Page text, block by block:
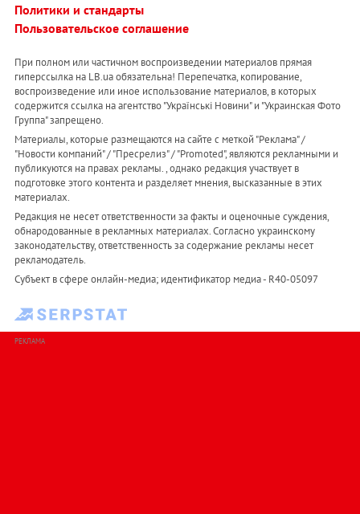
Политики и стандарты
Пользовательское соглашение
При полном или частичном воспроизведении материалов прямая
гиперссылка на LB.ua обязательна! Перепечатка, копирование,
воспроизведение или иное использование материалов, в которых
содержится ссылка на агентство "Українськi Новини" и "Украинская Фото
Группа" запрещено.
Материалы, которые размещаются на сайте с меткой "Реклама" /
"Новости компаний" / "Пресрелиз" / "Promoted", являются рекламными и
публикуются на правах рекламы. , однако редакция участвует в
подготовке этого контента и разделяет мнения, высказанные в этих
материалах.
Редакция не несет ответственности за факты и оценочные суждения,
обнародованные в рекламных материалах. Согласно украинскому
законодательству, ответственность за содержание рекламы несет
рекламодатель.
Субъект в сфере онлайн-медиа; идентификатор медиа - R40-05097
РЕКЛАМА